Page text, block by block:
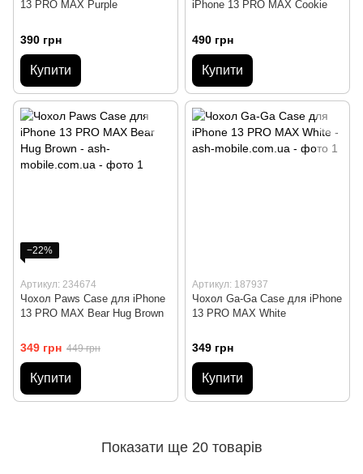
13 PRO MAX Purple
390 грн
Купити
iPhone 13 PRO MAX Cookie
490 грн
Купити
−22%
Артикул: 234674
Чохол Paws Case для iPhone
13 PRO MAX Bear Hug Brown
349 грн 449 грн
Купити
Артикул: 187937
Чохол Ga-Ga Case для iPhone
13 PRO MAX White
349 грн
Купити
Показати ще 20 товарів